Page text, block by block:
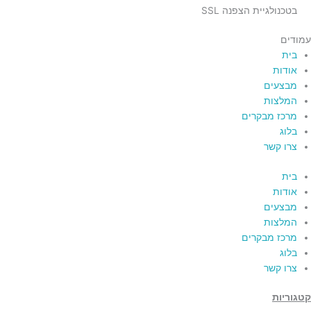
בטכנולגיית הצפנה SSL
עמודים
בית
אודות
מבצעים
המלצות
מרכז מבקרים
בלוג
צרו קשר
בית
אודות
מבצעים
המלצות
מרכז מבקרים
בלוג
צרו קשר
קטגוריות